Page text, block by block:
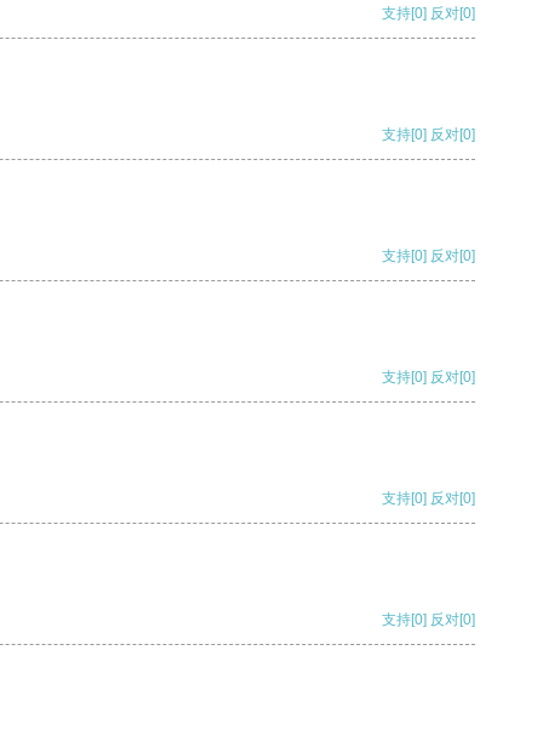
支持[0] 反对[0]
支持[0] 反对[0]
支持[0] 反对[0]
支持[0] 反对[0]
支持[0] 反对[0]
支持[0] 反对[0]